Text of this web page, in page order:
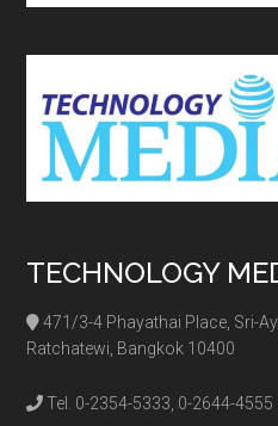
TECHNOLOGY
471/3-4 Phayathai Place, Sri-
Ratchatewi, Bangkok 10400
Tel. 0-2354-5333, 0-2644-4555